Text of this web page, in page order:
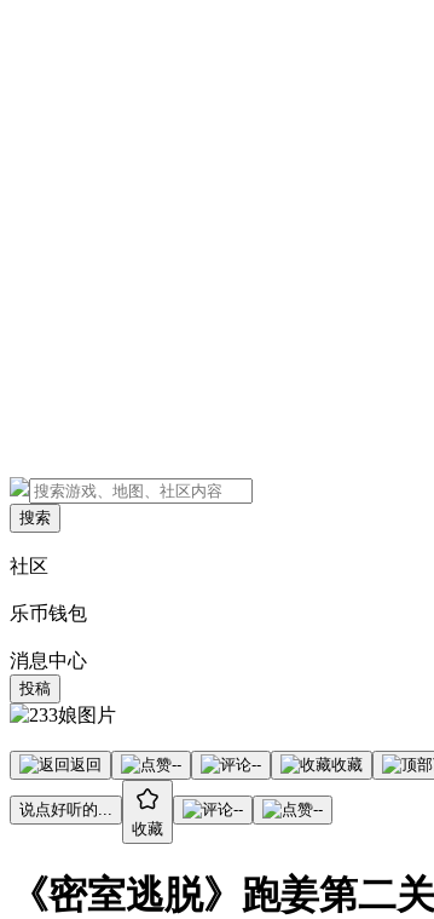
搜索
社区
乐币钱包
消息中心
投稿
返回 -- -- 收藏
说点好听的...
收藏
-- --
《密室逃脱》跑姜第二